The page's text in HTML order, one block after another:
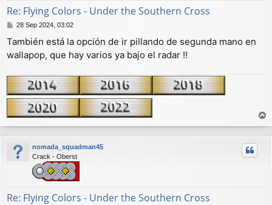
Re: Flying Colors - Under the Southern Cross
M
n
s
e
28 Sep 2024, 03:02
También está la opción de ir pillando de segunda mano en
wallapop, que hay varios ya bajo el radar !!
r
r
nomada_squadman45
Crack - Oberst
Re: Flying Colors - Under the Southern Cross